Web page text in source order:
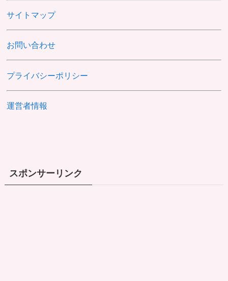
サイトマップ
お問い合わせ
プライバシーポリシー
運営者情報
スポンサーリンク